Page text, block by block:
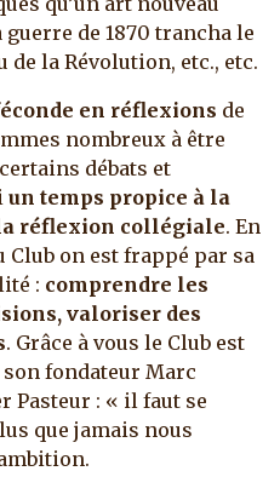
de 1870 trancha le
la Révolution, etc., etc.
en réflexions de
nombreux à être
débats et
un temps propice à la
réflexion collégiale. En
Club on est frappé par sa
: comprendre les
valoriser des
. Grâce à vous le Club est
fondateur Marc
Pasteur : « il faut se
que jamais nous